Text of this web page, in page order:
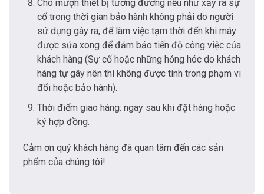
Cho mượn thiết bị tương đương nếu như xảy ra sự
cố trong thời gian bảo hành không phải do người
sử dụng gây ra, để làm việc tạm thời đến khi máy
được sửa xong để đảm bảo tiến độ công việc của
khách hàng (Sự cố hoặc những hỏng hóc do khách
hàng tự gây nên thì không được tính trong phạm vi
đổi hoặc bảo hành).
Thời điểm giao hàng: ngay sau khi đặt hàng hoặc
ký hợp đồng.
Cảm ơn quý khách hàng đã quan tâm đến các sản
phẩm của chúng tôi!